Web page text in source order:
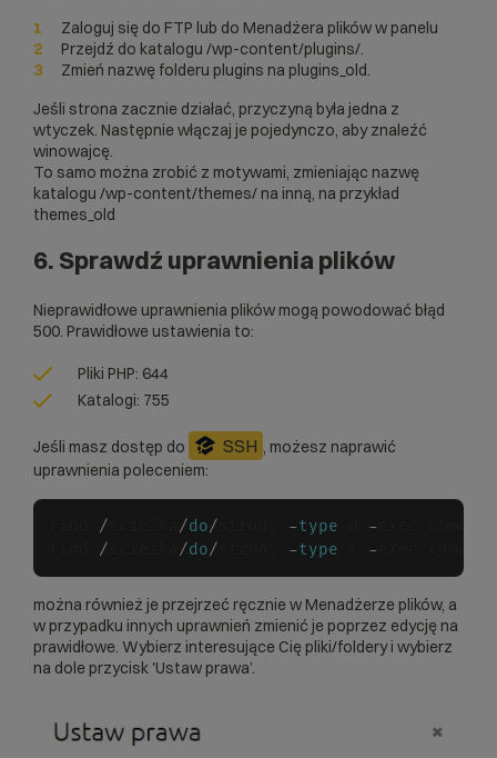
Zaloguj się do FTP lub do Menadżera plików w panelu
Przejdź do katalogu /wp-content/plugins/.
Zmień nazwę folderu plugins na plugins_old.
Jeśli strona zacznie działać, przyczyną była jedna z
wtyczek. Następnie włączaj je pojedynczo, aby znaleźć
winowajcę.
To samo można zrobić z motywami, zmieniając nazwę
katalogu /wp-content/themes/ na inną, na przykład
themes_old
6. Sprawdź uprawnienia plików
Nieprawidłowe uprawnienia plików mogą powodować błąd
500. Prawidłowe ustawienia to:
Pliki PHP: 644
Katalogi: 755
Jeśli masz dostęp do SSH , możesz naprawić
uprawnienia poleceniem:
/ /do/ -type -
/ /do/ -type -
można również je przejrzeć ręcznie w Menadżerze plików, a
w przypadku innych uprawnień zmienić je poprzez edycję na
prawidłowe. Wybierz interesujące Cię pliki/foldery i wybierz
na dole przycisk 'Ustaw prawa’.